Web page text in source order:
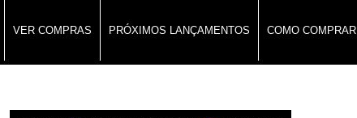
VER COMPRAS PRÓXIMOS LANÇAMENTOS COMO COMPRAR